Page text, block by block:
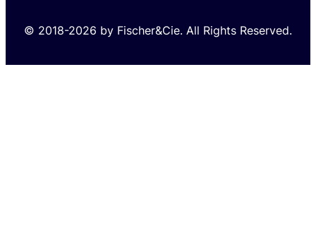
© 2018-2026 by Fischer&Cie. All Rights Reserved.